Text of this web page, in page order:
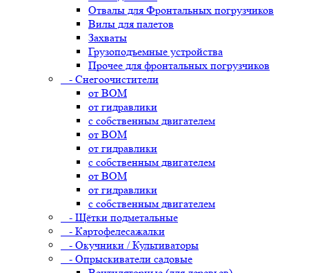
Отвалы для Фронтальных погрузчиков
Вилы для палетов
Захваты
Грузоподъемные устройства
Прочее для фронтальных погрузчиков
- Снегоочистители
от ВОМ
от гидравлики
с собственным двигателем
от ВОМ
от гидравлики
с собственным двигателем
от ВОМ
от гидравлики
с собственным двигателем
- Щётки подметальные
- Картофелесажалки
- Окучники / Культиваторы
- Опрыскиватели садовые